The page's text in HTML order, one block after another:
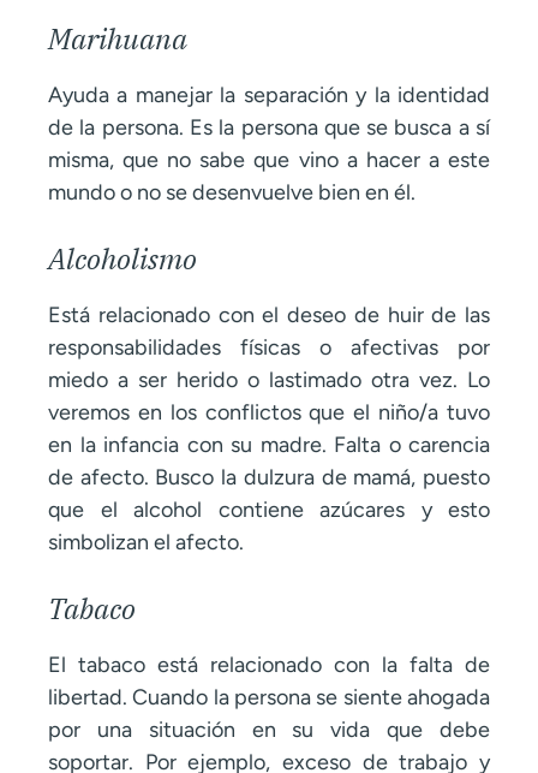
Marihuana
Ayuda a manejar la separación y la identidad
de la persona. Es la persona que se busca a sí
misma, que no sabe que vino a hacer a este
mundo o no se desenvuelve bien en él.
Alcoholismo
Está relacionado con el deseo de huir de las
responsabilidades físicas o afectivas por
miedo a ser herido o lastimado otra vez. Lo
veremos en los conflictos que el niño/a tuvo
en la infancia con su madre. Falta o carencia
de afecto. Busco la dulzura de mamá, puesto
que el alcohol contiene azúcares y esto
simbolizan el afecto.
Tabaco
El tabaco está relacionado con la falta de
libertad. Cuando la persona se siente ahogada
por una situación en su vida que debe
soportar. Por ejemplo, exceso de trabajo y